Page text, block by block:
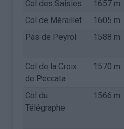
Col des Saisies 1657 m
Col de Méraillet
1605 m
Pas de Peyrol
1588 m
Col de la Croix
de Peccata
1570 m
Col du
Télégraphe
1566 m